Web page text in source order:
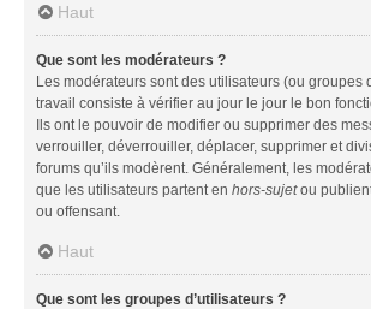
Haut
Que sont les modérateurs ?
Les modérateurs sont des utilisateurs (ou groupes
travail consiste à vérifier au jour le jour le bon
Ils ont le pouvoir de modifier ou supprimer des
verrouiller, déverrouiller, déplacer, supprimer et
forums qu’ils modèrent. Généralement, les
que les utilisateurs partent en hors-sujetou
ou offensant.
Haut
Que sont les groupes d’utilisateurs ?